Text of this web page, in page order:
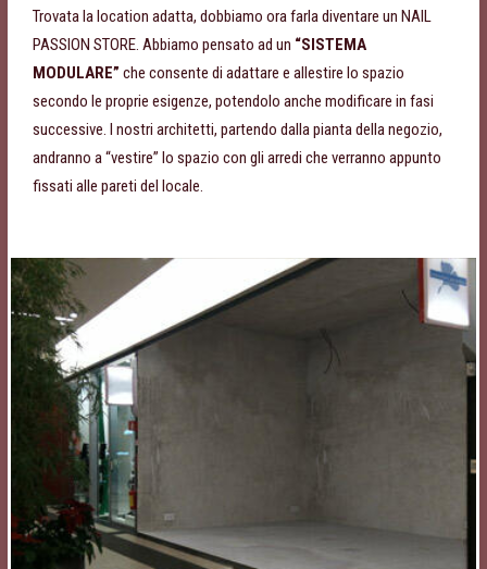
Trovata la location adatta, dobbiamo ora farla diventare un NAIL
PASSION STORE. Abbiamo pensato ad un “SISTEMA
MODULARE” che consente di adattare e allestire lo spazio
secondo le proprie esigenze, potendolo anche modificare in fasi
successive. I nostri architetti, partendo dalla pianta della negozio,
andranno a “vestire” lo spazio con gli arredi che verranno appunto
fissati alle pareti del locale.